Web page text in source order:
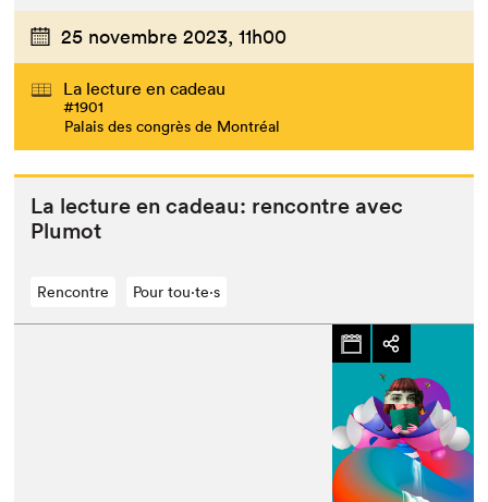
25 novembre 2023, 11h00
La lecture en cadeau
#1901
Palais des congrès de Montréal
La lec­ture en cadeau: ren­con­tre avec
Plumot
Rencontre Pour tou⋅te⋅s